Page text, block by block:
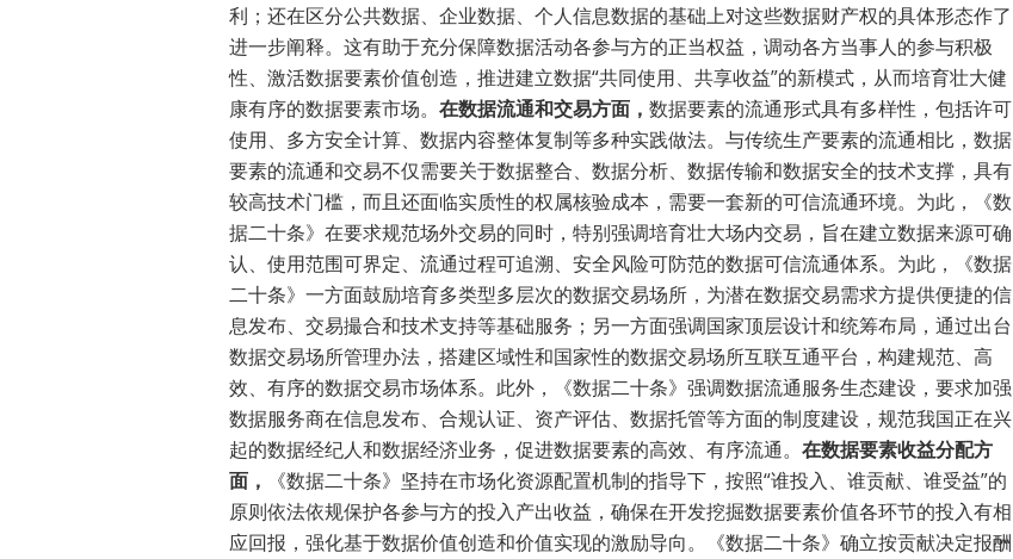
利；还在区分公共数据、企业数据、个人信息数据的基础上对这些数据财产权的具体形态作了
进一步阐释。这有助于充分保障数据活动各参与方的正当权益，调动各方当事人的参与积极
性、激活数据要素价值创造，推进建立数据“共同使用、共享收益”的新模式，从而培育壮大健
康有序的数据要素市场。 在数据流通和交易方面， 数据要素的流通形式具有多样性，包括许可
使用、多方安全计算、数据内容整体复制等多种实践做法。与传统生产要素的流通相比，数据
要素的流通和交易不仅需要关于数据整合、数据分析、数据传输和数据安全的技术支撑，具有
较高技术门槛，而且还面临实质性的权属核验成本，需要一套新的可信流通环境。为此，《数
据二十条》在要求规范场外交易的同时，特别强调培育壮大场内交易，旨在建立数据来源可确
认、使用范围可界定、流通过程可追溯、安全风险可防范的数据可信流通体系。为此，《数据
二十条》一方面鼓励培育多类型多层次的数据交易场所，为潜在数据交易需求方提供便捷的信
息发布、交易撮合和技术支持等基础服务；另一方面强调国家顶层设计和统筹布局，通过出台
数据交易场所管理办法，搭建区域性和国家性的数据交易场所互联互通平台，构建规范、高
效、有序的数据交易市场体系。此外，《数据二十条》强调数据流通服务生态建设，要求加强
数据服务商在信息发布、合规认证、资产评估、数据托管等方面的制度建设，规范我国正在兴
起的数据经纪人和数据经济业务，促进数据要素的高效、有序流通。 在数据要素收益分配方
面，
《数据二十条》坚持在市场化资源配置机制的指导下，按照“谁投入、谁贡献、谁受益”的
原则依法依规保护各参与方的投入产出收益，确保在开发挖掘数据要素价值各环节的投入有相
应回报，强化基于数据价值创造和价值实现的激励导向。《数据二十条》确立按贡献决定报酬